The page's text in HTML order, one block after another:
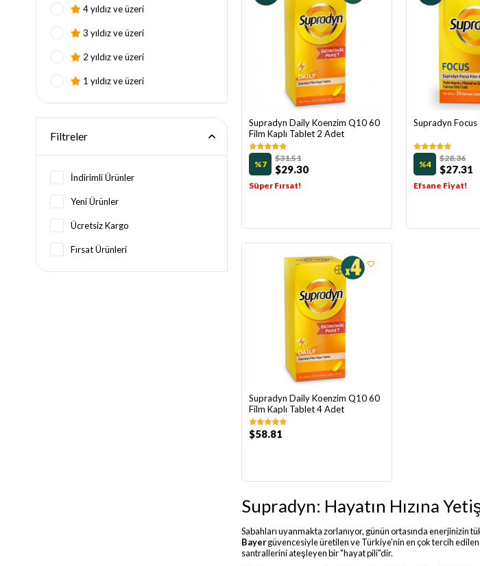
4 yıldız ve üzeri
3 yıldız ve üzeri
2 yıldız ve üzeri
1 yıldız ve üzeri
Filtreler
İndirimli Ürünler
Yeni Ürünler
Ücretsiz Kargo
Fırsat Ürünleri
Supradyn Daily Koenzim Q10 60
Film Kaplı Tablet 2 Adet
%7 $29.30
$31.51
Süper Fırsat!
Supradyn
%4 $27.31
$28.36
Efsane Fiyat!
Supradyn Daily Koenzim Q10 60
Film Kaplı Tablet 4 Adet
$58.81
Supradyn: Hayatın Hızına
Sabahları uyanmakta zorlanıyor, günün ortasında
Bayergüvencesiyle üretilen ve Türkiye'nin en çok tercih
santrallerini ateşleyen bir "hayat pili"dir.